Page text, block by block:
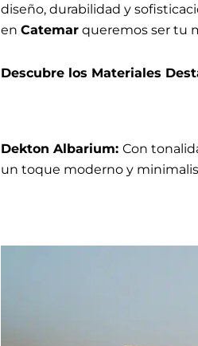
diseño, durabilidad y
en Catemar queremos ser tu
Descubre los Materiales
Dekton Albarium: Con
un toque moderno y